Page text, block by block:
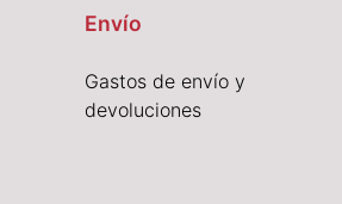
Envío
Gastos de envío y
devoluciones